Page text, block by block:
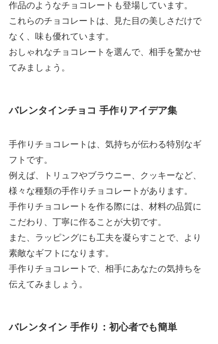
作品のようなチョコレートも登場しています。
これらのチョコレートは、見た目の美しさだけで
なく、味も優れています。
おしゃれなチョコレートを選んで、相手を驚かせ
てみましょう。
バレンタインチョコ 手作りアイデア集
手作りチョコレートは、気持ちが伝わる特別なギ
フトです。
例えば、トリュフやブラウニー、クッキーなど、
様々な種類の手作りチョコレートがあります。
手作りチョコレートを作る際には、材料の品質に
こだわり、丁寧に作ることが大切です。
また、ラッピングにも工夫を凝らすことで、より
素敵なギフトになります。
手作りチョコレートで、相手にあなたの気持ちを
伝えてみましょう。
バレンタイン 手作り：初心者でも簡単